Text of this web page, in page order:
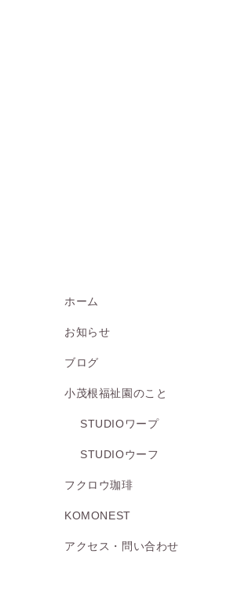
ホーム
お知らせ
ブログ
小茂根福祉園のこと
STUDIOワープ
STUDIOウーフ
フクロウ珈琲
KOMONEST
アクセス・問い合わせ